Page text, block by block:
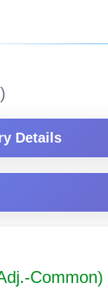
Details
Common)